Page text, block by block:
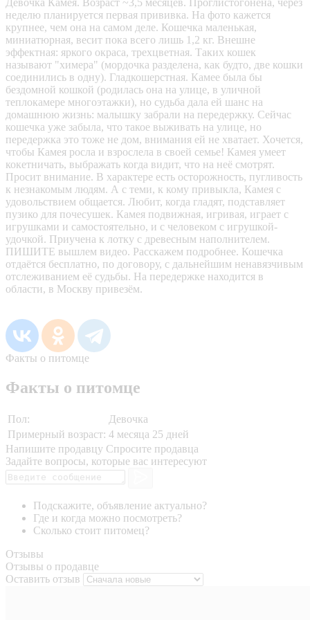
неделю планируется первая прививка. На фото кажется
крупнее, чем она на самом деле. Кошечка маленькая,
миниатюрная, весит пока всего лишь 1,2 кг. Внешне
эффектная: яркого окраса, трехцветная. Таких кошек
называют "химера" (мордочка разделена, как будто, две кошки
соединились в одну). Гладкошерстная. Камее была бы
бездомной кошкой (родилась она на улице, в уличной
теплокамере многоэтажки), но судьба дала ей шанс на
домашнюю жизнь: малышку забрали на передержку. Сейчас
кошечка уже забыла, что такое выживать на улице, но
передержка это тоже не дом, внимания ей не хватает. Хочется,
чтобы Камея росла и взрослела в своей семье! Камея умеет
кокетничать, выбражать когда видит, что на неё смотрят.
Просит внимание. В характере есть осторожность, пугливость
к незнакомым людям. А с теми, к кому привыкла, Камея с
удовольствием общается. Любит, когда гладят, подставляет
пузико для почесушек. Камея подвижная, игривая, играет с
игрушками и самостоятельно, и с человеком с игрушкой-
удочкой. Приучена к лотку с древесным наполнителем.
ПИШИТЕ вышлем видео. Расскажем подробнее. Кошечка
отдаётся бесплатно, по договору, с дальнейшим ненавязчивым
отслеживанием её судьбы. На передержке находится в
области, в Москву привезём.
Факты о питомце
Факты о питомце
Пол:
Девочка
Примерный возраст: 4 месяца 25 дней
Напишите продавцу Спросите продавца
Задайте вопросы, которые вас интересуют
Подскажите, объявление актуально?
Где и когда можно посмотреть?
Сколько стоит питомец?
Отзывы
Отзывы о продавце
Оставить отзыв